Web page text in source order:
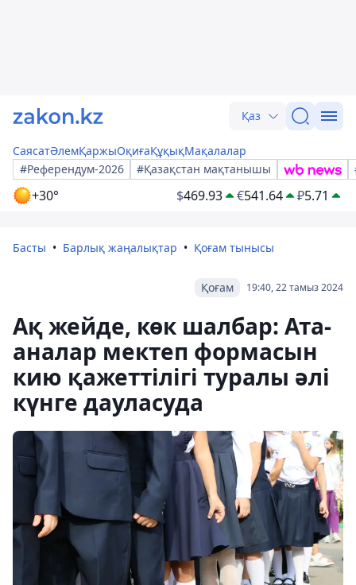
Қаз
СаясатӘлемҚаржыОқиғаҚұқықМақалалар
#Референдум-2026
#Қазақстан мақтанышы
+30° $469.93 €541.64 ₽5.71
Басты Барлық жаңалықтар Қоғам тынысы
19:40, 22 тамыз 2024
Қоғам
Ақ жейде, көк шалбар: Ата-
аналар мектеп формасын
кию қажеттілігі туралы әлі
күнге дауласуда